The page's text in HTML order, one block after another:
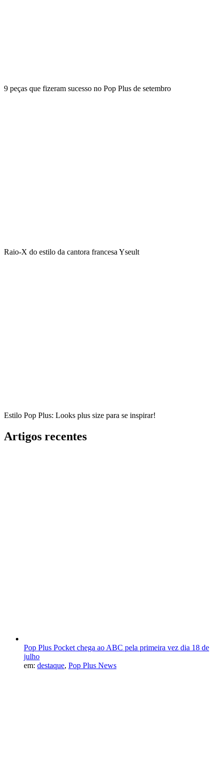
9 peças que fizeram sucesso no Pop Plus de setembro
Raio-X do estilo da cantora francesa Yseult
Estilo Pop Plus: Looks plus size para se inspirar!
Artigos recentes
Pop Plus Pocket chega ao ABC pela primeira vez dia 18 de
julho
em: destaque, Pop Plus News